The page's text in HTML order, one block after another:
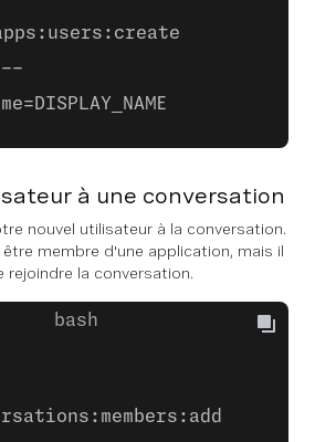
--
à une conversation
nouvel utilisateur à la conversation.
membre d'une application, mais il
la conversation.